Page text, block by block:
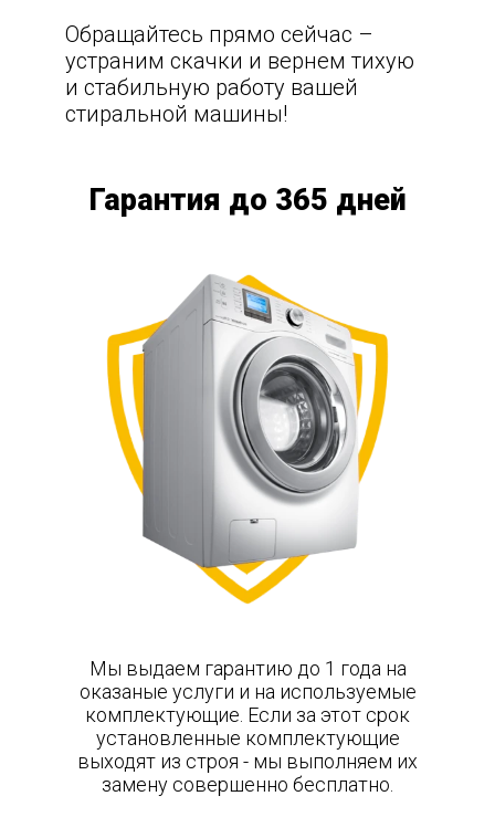
Обращайтесь прямо сейчас –
устраним скачки и вернем тихую
и стабильную работу вашей
стиральной машины!
Гарантия до 365 дней
Мы выдаем гарантию до 1 года на
оказаные услуги и на используемые
комплектующие. Если за этот срок
установленные комплектующие
выходят из строя - мы выполняем их
замену совершенно бесплатно.